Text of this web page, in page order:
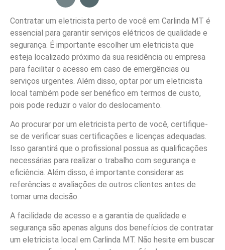
Contratar um eletricista perto de você em Carlinda MT é
essencial para garantir serviços elétricos de qualidade e
segurança. É importante escolher um eletricista que
esteja localizado próximo da sua residência ou empresa
para facilitar o acesso em caso de emergências ou
serviços urgentes. Além disso, optar por um eletricista
local também pode ser benéfico em termos de custo,
pois pode reduzir o valor do deslocamento.
Ao procurar por um eletricista perto de você, certifique-
se de verificar suas certificações e licenças adequadas.
Isso garantirá que o profissional possua as qualificações
necessárias para realizar o trabalho com segurança e
eficiência. Além disso, é importante considerar as
referências e avaliações de outros clientes antes de
tomar uma decisão.
A facilidade de acesso e a garantia de qualidade e
segurança são apenas alguns dos benefícios de contratar
um eletricista local em Carlinda MT. Não hesite em buscar